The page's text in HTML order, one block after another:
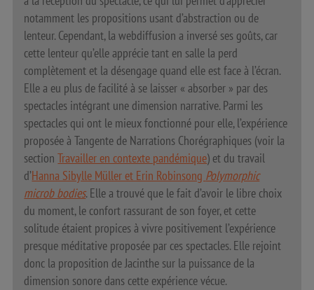
notamment les propositions usant d’abstraction ou de
lenteur. Cependant, la webdiffusion a inversé ses goûts, car
cette lenteur qu’elle apprécie tant en salle la perd
complètement et la désengage quand elle est face à l’écran.
Elle a eu plus de facilité à se laisser « absorber » par des
spectacles intégrant une dimension narrative. Parmi les
spectacles qui ont le mieux fonctionné pour elle, l’expérience
proposée à Tangente de Narrations Chorégraphiques (voir la
sectionTravailler en contexte pandémique) et du travail
d’Hanna Sibylle Müller et Erin Robinsong Polymorphic
microb bodies. Elle a trouvé que le fait d’avoir le libre choix
du moment, le confort rassurant de son foyer, et cette
solitude étaient propices à vivre positivement l’expérience
presque méditative proposée par ces spectacles. Elle rejoint
donc la proposition de Jacinthe sur la puissance de la
dimension sonore dans cette expérience vécue.